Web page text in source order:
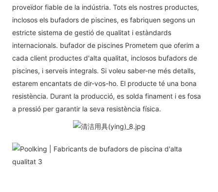
proveïdor fiable de la indústria. Tots els nostres productes,
inclosos els bufadors de piscines, es fabriquen segons un
estricte sistema de gestió de qualitat i estàndards
internacionals. bufador de piscines Prometem que oferim a
cada client productes d'alta qualitat, inclosos bufadors de
piscines, i serveis integrals. Si voleu saber-ne més detalls,
estarem encantats de dir-vos-ho. El producte té una bona
resistència. Durant la producció, es solda finament i es fosa
a pressió per garantir la seva resistència física.